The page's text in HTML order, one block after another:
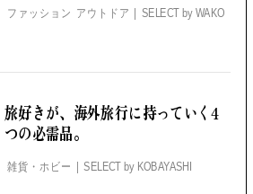
ファッション アウトドア SELECT by WAKO
旅好きが、海外旅行に持っていく4
つの必需品。
雑貨・ホビー SELECT by KOBAYASHI